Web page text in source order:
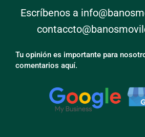
Escríbenos a
Tu opinión es importante para
comentarios aquí.